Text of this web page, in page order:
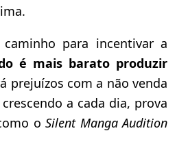
para incentivar a
é mais barato produzir
prejuízos com a não venda
a cada dia, prova
oSilent Manga Audition